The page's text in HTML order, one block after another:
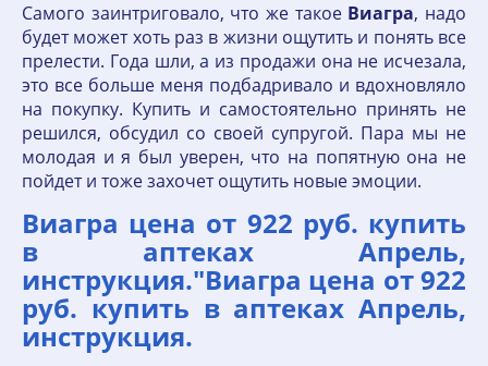
Самого заинтриговало, что же такое Виагра, надо
будет может хоть раз в жизни ощутить и понять все
прелести. Года шли, а из продажи она не исчезала,
это все больше меня подбадривало и вдохновляло
на покупку. Купить и самостоятельно принять не
решился, обсудил со своей супругой. Пара мы не
молодая и я был уверен, что на попятную она не
пойдет и тоже захочет ощутить новые эмоции.
Виагра цена от 922 руб. купить
в аптеках Апрель,
инструкция."Виагра цена от 922
руб. купить в аптеках Апрель,
инструкция.